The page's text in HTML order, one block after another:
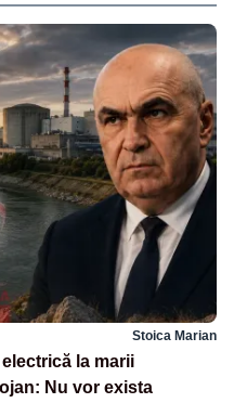
Stoica Marian
la marii
Nu vor exista